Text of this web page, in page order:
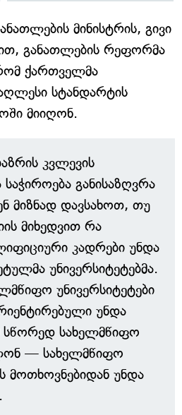
მინისტრის, გივი
განათლების რეფორმა
ქართველმა
სტანდარტის
მიიღონ.
კვლევის
განისაზღვრა
მიზნად დავსახოთ, თუ
მიხედვით რა
კადრები უნდა
უნივერსიტეტებმა.
უნივერსიტეტები
უნდა
სწორედ სახელმწიფო
— სახელმწიფო
მოთხოვნებიდან უნდა